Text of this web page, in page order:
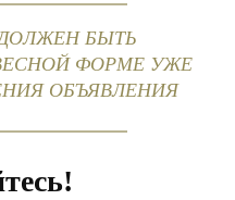
БЫТЬ
ФОРМЕ УЖЕ
ОБЪЯВЛЕНИЯ